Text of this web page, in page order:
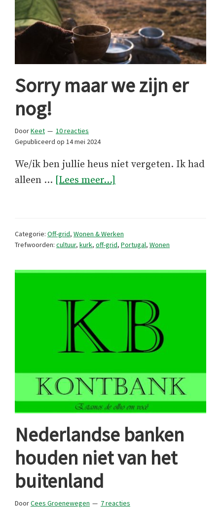
Sorry maar we zijn er
nog!
DoorKeet
10 reacties
Gepubliceerd op 14 mei 2024
We/ik ben jullie heus niet vergeten. Ik had
alleen … [Lees meer...]
er
Categorie: Off-grid, Wonen & Werken
Trefwoorden: cultuur, kurk, off-grid, Portugal, Wonen
Nederlandse banken
houden niet van het
buitenland
DoorCees Groenewegen
7 reacties